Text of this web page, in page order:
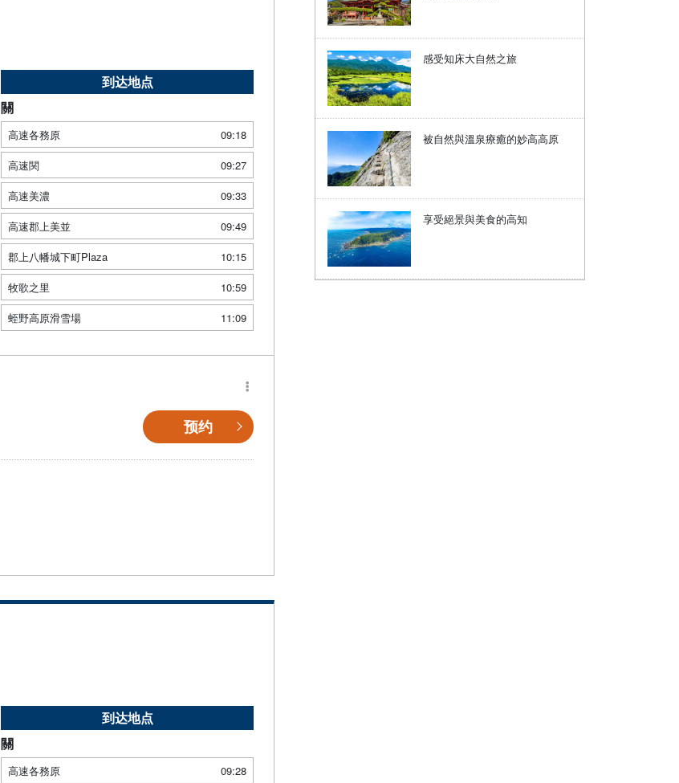
到达地点
關
高速各務原
09:18
高速関
09:27
高速美濃
09:33
高速郡上美並
09:49
郡上八幡城下町Plaza
10:15
牧歌之里
10:59
蛭野高原滑雪場
11:09
预约
到达地点
關
高速各務原
09:28
感受知床大自然之旅
被自然與溫泉療癒的妙高高原
享受絕景與美食的高知